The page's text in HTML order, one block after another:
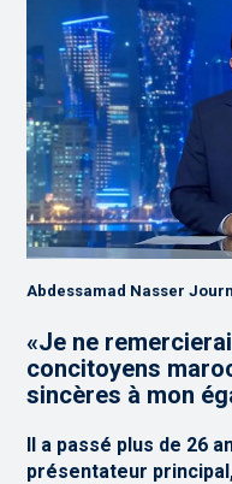
Abdessamad Nasser
«Je ne
concitoyens
sincères à mon
Il a passé plus de 26
présentateur